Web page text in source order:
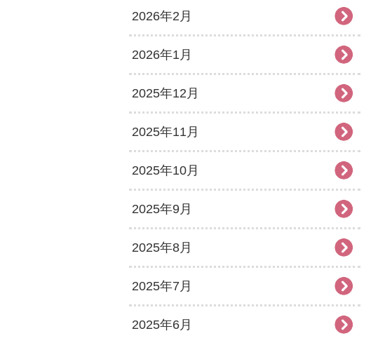
2026年2月
2026年1月
2025年12月
2025年11月
2025年10月
2025年9月
2025年8月
2025年7月
2025年6月